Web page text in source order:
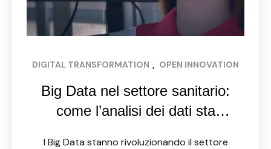
DIGITAL TRANSFORMATION , OPEN INNOVATION
Big Data nel settore sanitario:
come l’analisi dei dati sta
I Big Data stanno rivoluzionando il settore